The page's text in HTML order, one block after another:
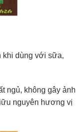
khi dùng với sữa,
ngủ, không gây ảnh
nguyên hương vị